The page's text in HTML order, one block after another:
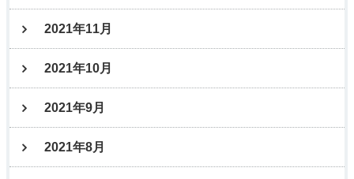
2021年11月
2021年10月
2021年9月
2021年8月